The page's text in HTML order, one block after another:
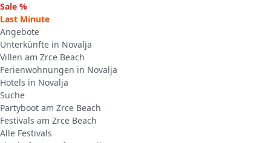
Sale %
Last Minute
Angebote
Unterkünfte in Novalja
Villen am Zrce Beach
Ferienwohnungen in Novalja
Hotels in Novalja
Suche
Partyboot am Zrce Beach
Festivals am Zrce Beach
Alle Festivals